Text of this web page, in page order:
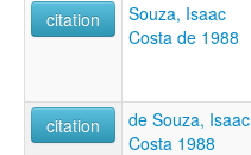
citation
Souza, Isaac
Costa de 1988
citation
de Souza, Isaac
Costa 1988